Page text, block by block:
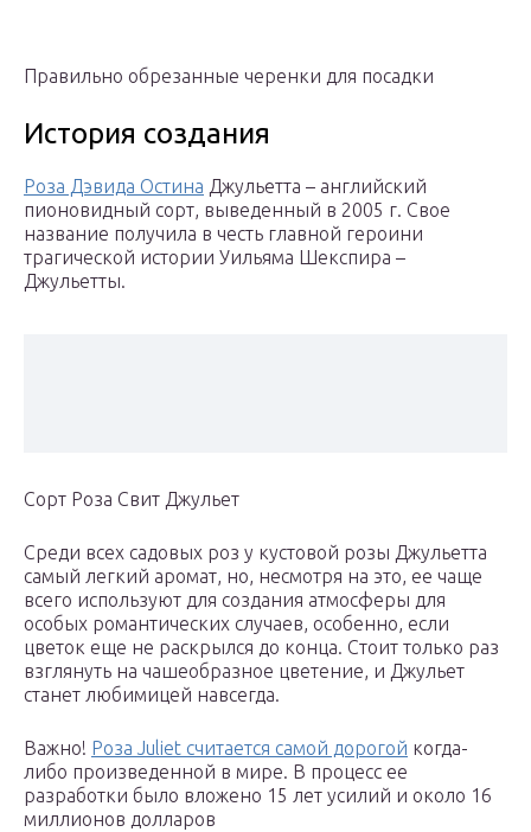
Правильно обрезанные черенки для посадки
История создания
Роза Дэвида Остина Джульетта – английский
пионовидный сорт, выведенный в 2005 г. Свое
название получила в честь главной героини
трагической истории Уильяма Шекспира –
Джульетты.
Сорт Роза Свит Джульет
Среди всех садовых роз у кустовой розы Джульетта
самый легкий аромат, но, несмотря на это, ее чаще
всего используют для создания атмосферы для
особых романтических случаев, особенно, если
цветок еще не раскрылся до конца. Стоит только раз
взглянуть на чашеобразное цветение, и Джульет
станет любимицей навсегда.
Важно! Роза Juliet считается самой дорогой когда-
либо произведенной в мире. В процесс ее
разработки было вложено 15 лет усилий и около 16
миллионов долларов